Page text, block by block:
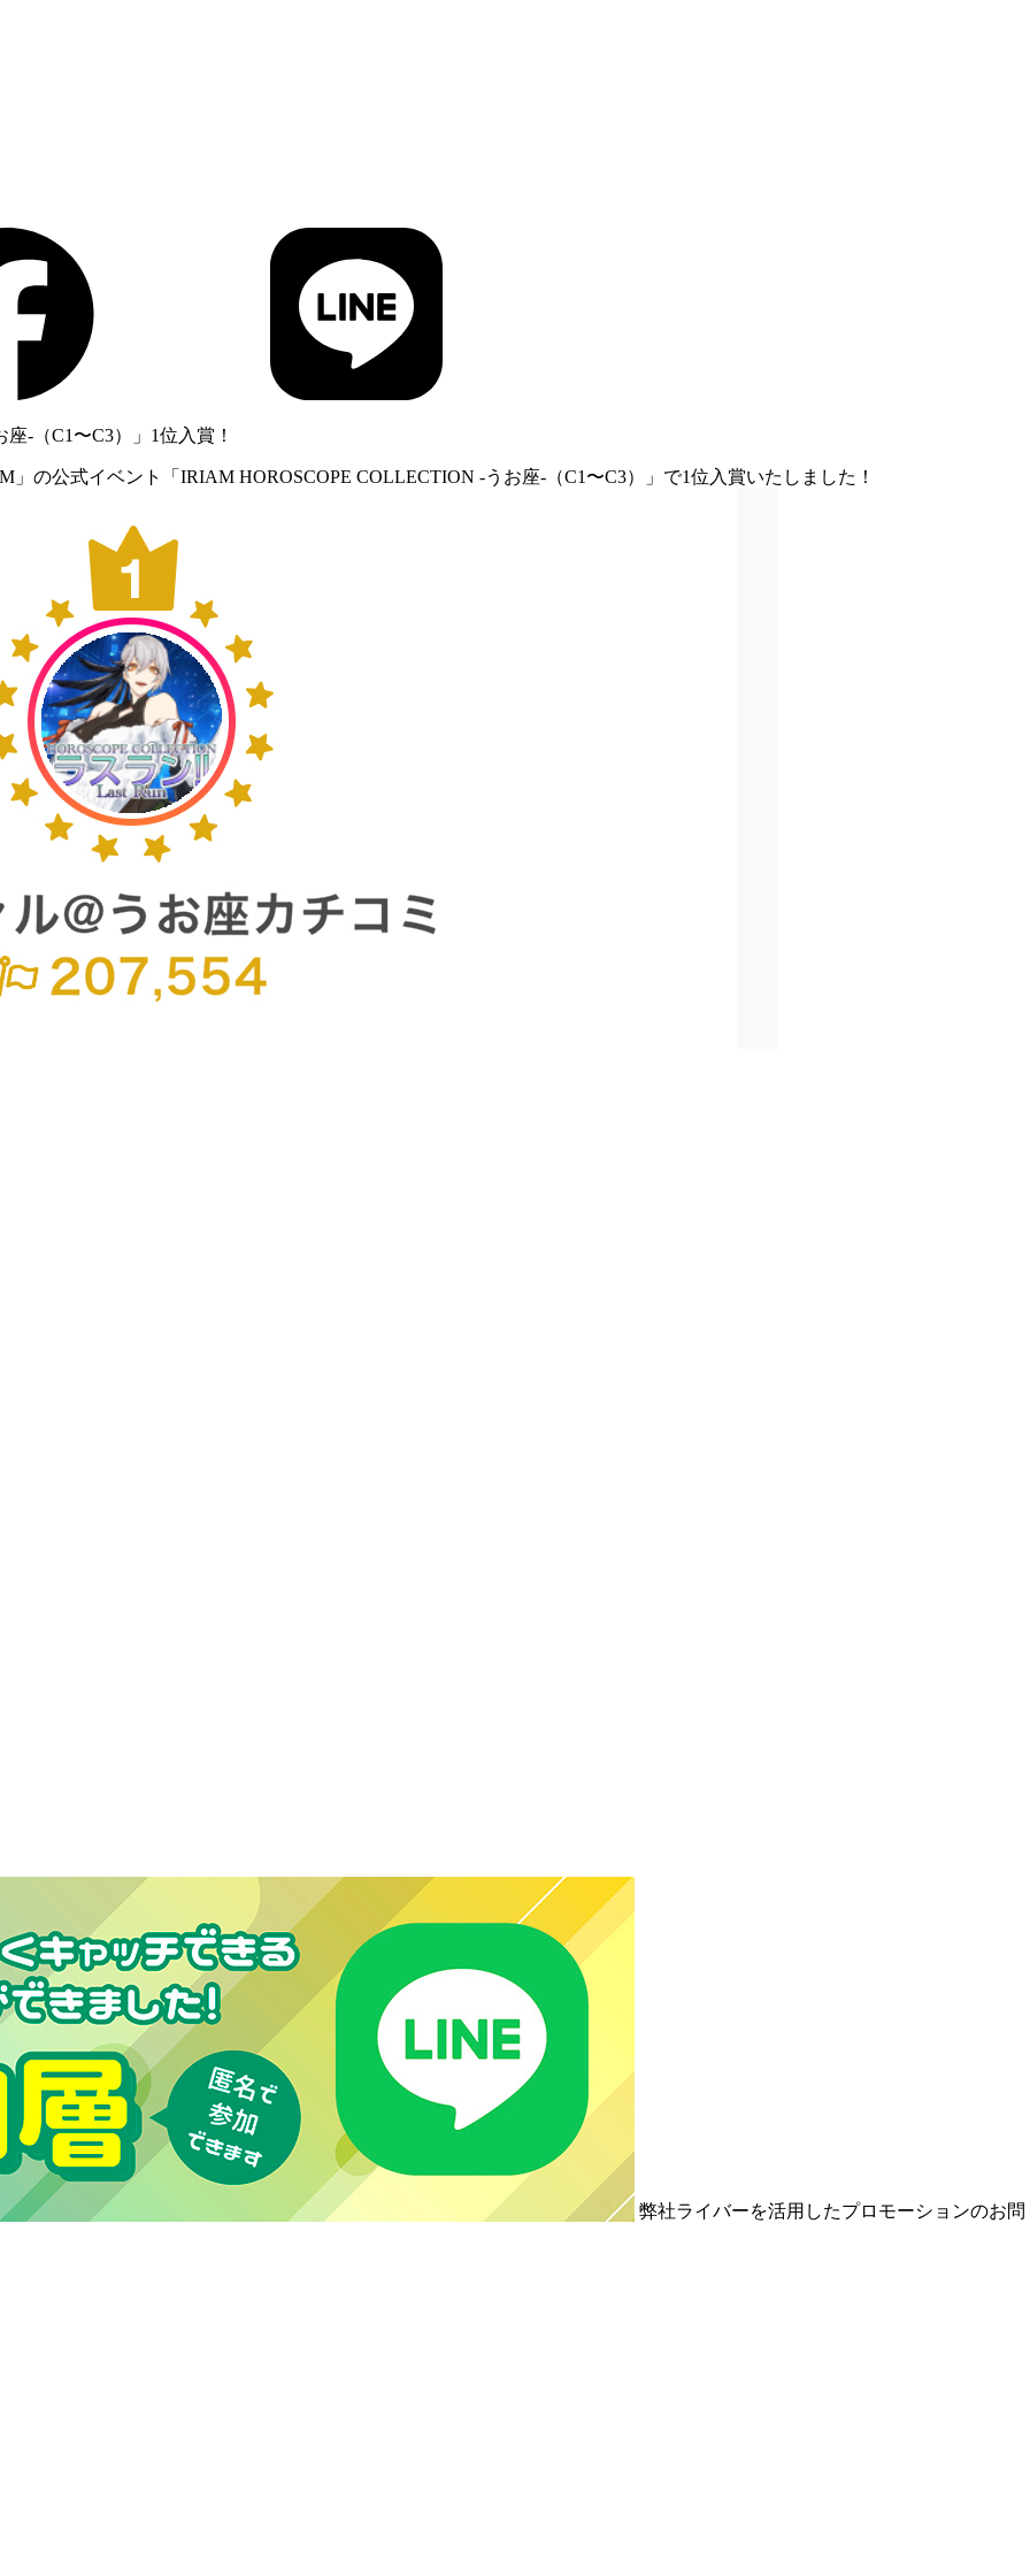
-（C1〜C3）」1位入賞！
の公式イベント「IRIAM HOROSCOPE COLLECTION -うお座-（C1〜C3）」で1位入賞いたしました！
弊社ライバーを活用したプロモーションのお問